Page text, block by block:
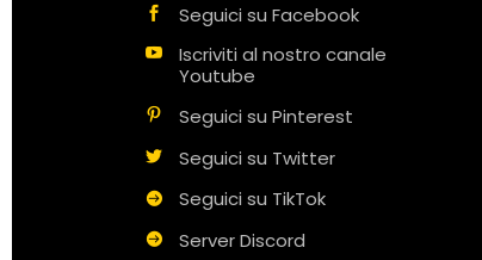
Seguici su Facebook
Iscriviti al nostro canale
Youtube
Seguici su Pinterest
Seguici su Twitter
Seguici su TikTok
Server Discord